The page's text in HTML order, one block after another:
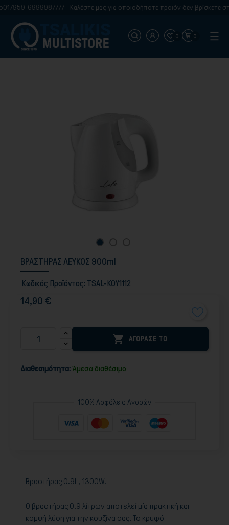
6999987777 - Καλέστε μας για οποιοδήποτε προιόν δεν βρίσκετε
0 0
ΒΡΑΣΤΗΡΑΣ ΛΕΥΚΟΣ 900ml
Κωδικός Προϊόντος: TSAL-KOY1112
14,90 €
 ΑΓΟΡΑΣΕ ΤΟ
Διαθεσιμότητα: Άμεσα διαθέσιμο
100% Ασφάλεια Αγορών
Bραστήρας 0.9L, 1300W.
Ο βραστήρας 0.9 λίτρων αποτελεί μία πρακτική και
κομψή λύση για την κουζίνα σας. Το κρυφό